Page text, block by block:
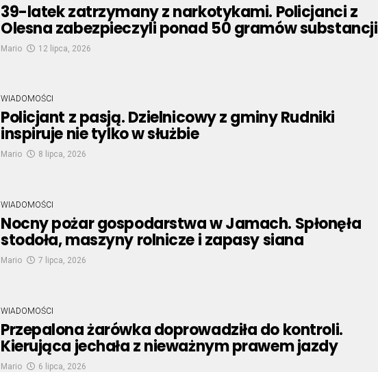
39-latek zatrzymany z narkotykami. Policjanci z
Olesna zabezpieczyli ponad 50 gramów substancji
Mario 12 lipca, 2026
WIADOMOŚCI
Policjant z pasją. Dzielnicowy z gminy Rudniki
inspiruje nie tylko w służbie
Mario 8 lipca, 2026
WIADOMOŚCI
Nocny pożar gospodarstwa w Jamach. Spłonęła
stodoła, maszyny rolnicze i zapasy siana
Mario 7 lipca, 2026
WIADOMOŚCI
Przepalona żarówka doprowadziła do kontroli.
Kierująca jechała z nieważnym prawem jazdy
Mario 6 lipca, 2026